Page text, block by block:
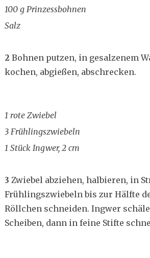
100 g Prinzessbohnen
Salz
2 Bohnen putzen, in gesalzenem
kochen, abgießen, abschrecken.
1 rote Zwiebel
3 Frühlingszwiebeln
1 Stück Ingwer, 2 cm
3 Zwiebel abziehen, halbieren, in
Frühlingszwiebeln bis zur Hälfte
Röllchen schneiden. Ingwer
Scheiben, dann in feine Stifte